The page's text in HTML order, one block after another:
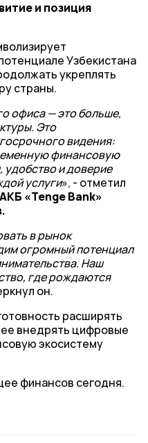
и позиция
Узбекистана
укреплять
страны.
офиса — это больше,
Это
видения:
финансовую
удобство и доверие
услуги», - отметил
«Tenge Bank»
в рынок
огромный потенциал
Наш
где рождаются
он.
расширять
внедрять цифровые
экосистему
финансов сегодня.